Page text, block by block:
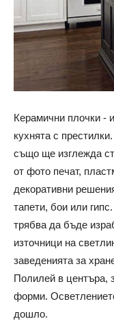
Керамични плочки -
кухнята с
също ще изглежда
от фото печат,
декоративни
тапети, бои или
трябва да бъде
източници на
заведенията за
Полилей в центъра,
форми.
дошло.